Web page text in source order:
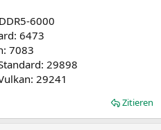
6000
6473
7083
29898
29241
Zitieren